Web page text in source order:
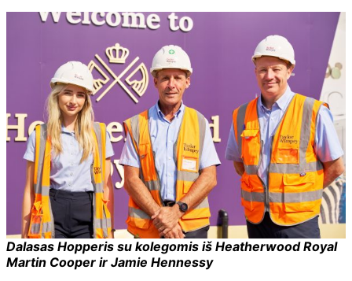
Dalasas Hopperis su kolegomis iš Heatherwood Royal
Martin Cooper ir Jamie Hennessy